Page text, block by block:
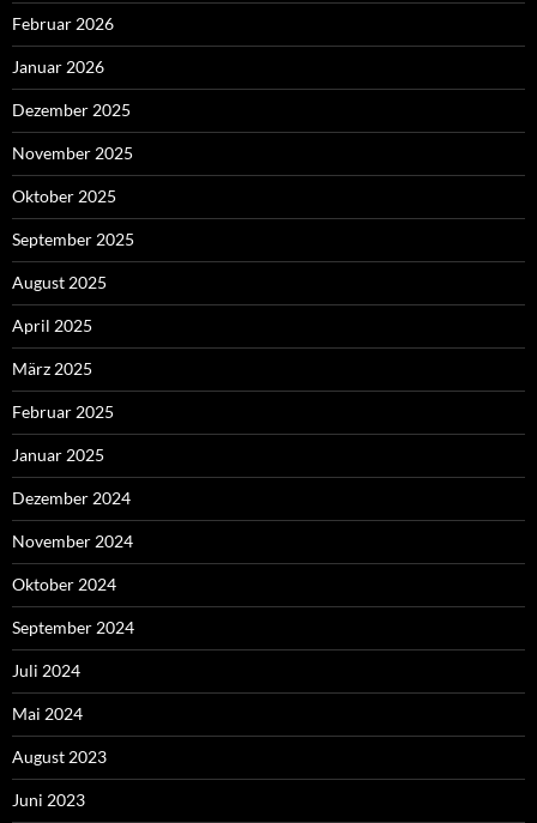
Februar 2026
Januar 2026
Dezember 2025
November 2025
Oktober 2025
September 2025
August 2025
April 2025
März 2025
Februar 2025
Januar 2025
Dezember 2024
November 2024
Oktober 2024
September 2024
Juli 2024
Mai 2024
August 2023
Juni 2023